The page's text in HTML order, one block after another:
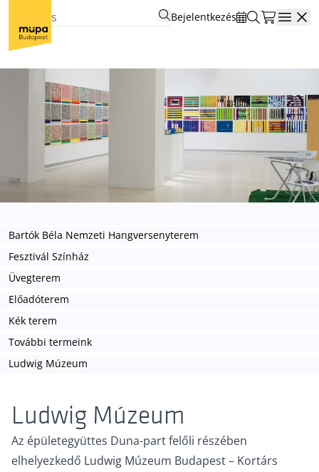
Bejelentkezés
Bartók Béla Nemzeti Hangversenyterem
Fesztivál Színház
Üvegterem
Előadóterem
Kék terem
További termeink
Ludwig Múzeum
Ludwig Múzeum
Az épületegyüttes Duna-part felőli részében
elhelyezkedő Ludwig Múzeum Budapest – Kortárs